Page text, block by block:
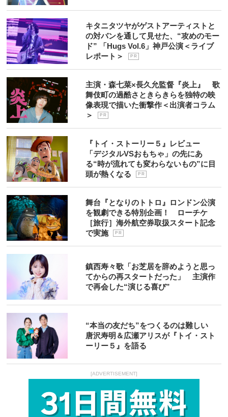
キタニタツヤがゲストアーティストと
の対バンを通して見せた、“攻めのモー
ド” 「Hugs Vol.6」神戸公演＜ライブ
レポート＞
P R
主演・森七菜×長久允監督『炎上』 歌
舞伎町の過酷さときらきらを独特の映
像表現で描いた衝撃作＜出演者コラム
＞
P R
『トイ・ストーリー５』レビュー
「デジタルVSおもちゃ」の先にあ
る“時が流れても変わらないもの”に目
頭が熱くなる
P R
舞台『となりのトトロ』ロンドン公演
を観劇できる特別企画！ ローチケ
［旅行］海外航空券取扱スタート記念
で実施
P R
鎮西寿々歌「お芝居を辞めようと思っ
てからの再スタートだった」 主演作
で再会した“演じる喜び”
“本当の友だち”をつくるのは難しい
唐沢寿明＆広瀬アリスが『トイ・スト
ーリー５』を語る
[ADVERTISEMENT]